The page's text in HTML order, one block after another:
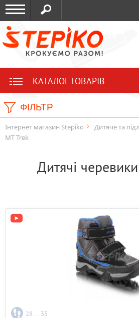
КАТАЛОГ ТОВАРІВ
ФІЛЬТР
Інтернет магазин Stepiko Дитяче та
MT Trek
Дитячі
28 ... 35